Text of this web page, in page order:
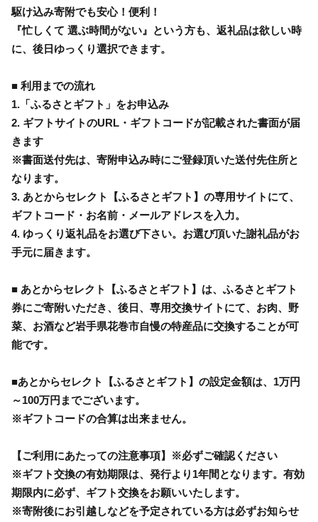
駆け込み寄附でも安心！便利！
『忙しくて 選ぶ時間がない』という方も、返礼品は欲しい時
に、後日ゆっくり選択できます。
■ 利用までの流れ
1.「ふるさとギフト」をお申込み
2. ギフトサイトのURL・ギフトコードが記載された書面が届
きます
※書面送付先は、寄附申込み時にご登録頂いた送付先住所と
なります。
3. あとからセレクト【ふるさとギフト】の専用サイトにて、
ギフトコード・お名前・メールアドレスを入力。
4. ゆっくり返礼品をお選び下さい。お選び頂いた謝礼品がお
手元に届きます。
■ あとからセレクト【ふるさとギフト】は、ふるさとギフト
券にご寄附いただき、後日、専用交換サイトにて、お肉、野
菜、お酒など岩手県花巻市自慢の特産品に交換することが可
能です。
■あとからセレクト【ふるさとギフト】の設定金額は、1万円
～100万円までございます。
※ギフトコードの合算は出来ません。
【ご利用にあたっての注意事項】※必ずご確認ください
※ギフト交換の有効期限は、発行より1年間となります。有効
期限内に必ず、ギフト交換をお願いいたします。
※寄附後にお引越しなどを予定されている方は必ずお知らせ